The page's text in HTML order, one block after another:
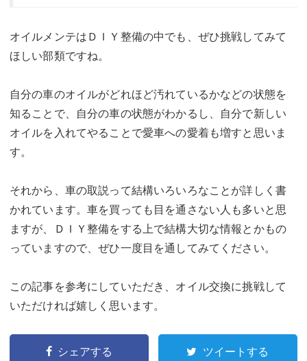
オイルメンテはＤＩＹ整備の中でも、ぜひ挑戦してみて
ほしい部類ですね。
自分の車のオイルがどれほど汚れているかなどの状態を
知ることで、自分の車の状態がわかるし、自分で新しい
オイルを入れてやることで愛車への愛着も増すと思いま
す。
それから、車の取説って結構いろいろなことが詳しく書
かれています。車を買っても目を通さない人も多いと思
ますが、ＤＩＹ整備をする上で結構大切な情報とかもの
っていますので、ぜひ一度目を通してみてください。
この記事を参考にしていただき、オイル交換に挑戦して
いただければ嬉しく思います。
シェアする ツイートする